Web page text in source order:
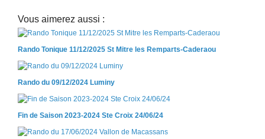
Vous aimerez aussi :
Rando Tonique 11/12/2025 St Mitre les Remparts-Caderaou
Rando du 09/12/2024 Luminy
Fin de Saison 2023-2024 Ste Croix 24/06/24